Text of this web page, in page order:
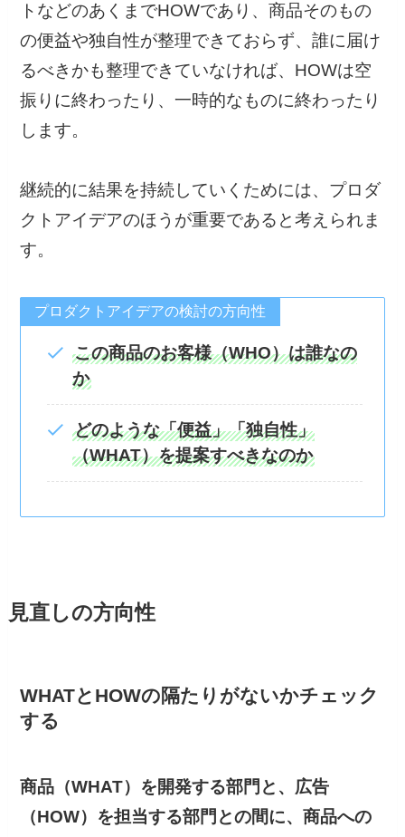
トなどのあくまでHOWであり、商品そのもの
の便益や独自性が整理できておらず、誰に届け
るべきかも整理できていなければ、HOWは空
振りに終わったり、一時的なものに終わったり
します。
継続的に結果を持続していくためには、プロダ
クトアイデアのほうが重要であると考えられま
す。
プロダクトアイデアの検討の方向性
この商品のお客様（WHO）は誰なの
か
どのような「便益」「独自性」
（WHAT）を提案すべきなのか
見直しの方向性
WHATとHOWの隔たりがないかチェック
する
商品（WHAT）を開発する部門と、広告
（HOW）を担当する部門との間に、商品への